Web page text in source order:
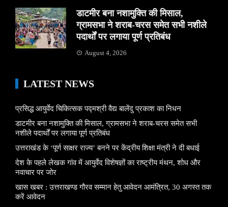
डाटमीर बना नशामुक्ति की मिसाल,
ग्रामसभा ने शराब-चरस समेत सभी नशीले
पदार्थों पर लगाया पूर्ण प्रतिबंध
August 4, 2026
LATEST NEWS
प्रसिद्ध आयुर्वेद चिकित्सक पद्मश्री वैद्य बालेंदु प्रकाश का निधन
डाटमीर बना नशामुक्ति की मिसाल, ग्रामसभा ने शराब-चरस समेत सभी
नशीले पदार्थों पर लगाया पूर्ण प्रतिबंध
उत्तराखंड के ‘पूर्ण साक्षर राज्य’ बनने पर केंद्रीय शिक्षा मंत्री ने दी बधाई
देश के पहले लेखक गांव में आयुर्वेद विशेषज्ञों का राष्ट्रीय मंथन, शोध और
नवाचार पर जोर
खास खबर : उत्तराखण्ड गौरव सम्मान हेतु आवेदन आमंत्रित, 30 अगस्त तक
करें आवेदन